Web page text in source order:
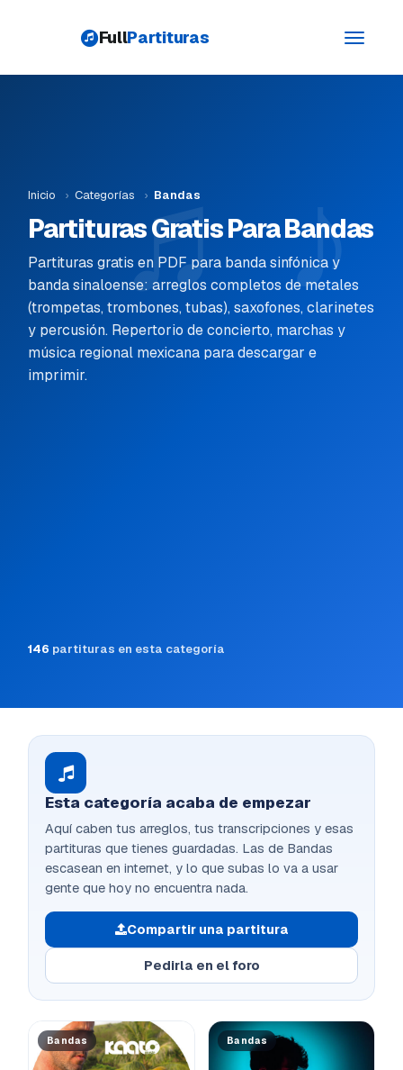
Toggle
FullPartituras
Inicio › Categorías › Bandas
Partituras Gratis Para Bandas
Partituras gratis en PDF para banda sinfónica y
banda sinaloense: arreglos completos de metales
(trompetas, trombones, tubas), saxofones, clarinetes
y percusión. Repertorio de concierto, marchas y
música regional mexicana para descargar e
imprimir.
146 partituras en esta categoría
Esta categoría acaba de empezar
Aquí caben tus arreglos, tus transcripciones y esas
partituras que tienes guardadas. Las de Bandas
escasean en internet, y lo que subas lo va a usar
gente que hoy no encuentra nada.
Compartir una partitura
Pedirla en el foro
Bandas Bandas